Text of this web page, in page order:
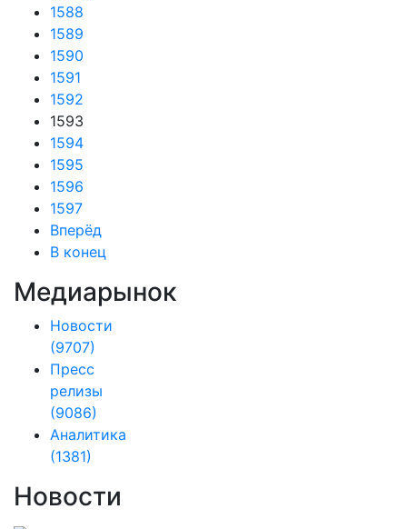
1588
1589
1590
1591
1592
1593
1594
1595
1596
1597
Вперёд
В конец
Медиарынок
Новости
(9707)
Пресс
релизы
(9086)
Аналитика
(1381)
Новости